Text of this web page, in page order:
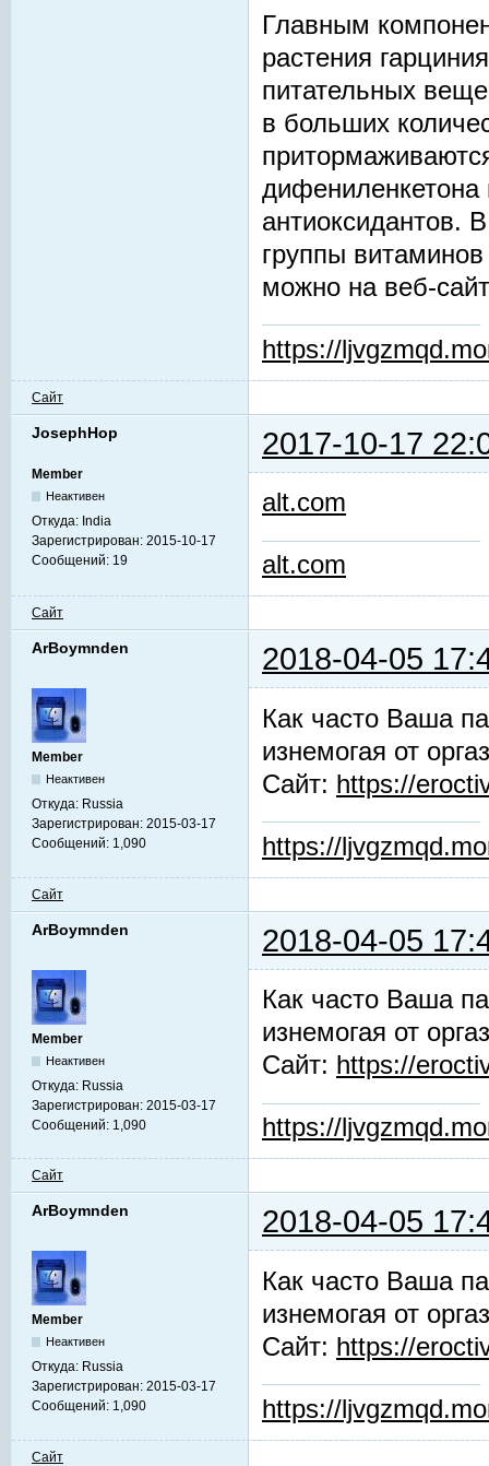
Главным
растения
питательных
в больших
дифениленкетона
антиоксидантов.
группы
можно на веб-
https://
Сайт
JosephHop 2017-10-17
Member
Неактивен
Откуда: India
Зарегистрирован: 2015-10-17
Сообщений: 19
alt.com
alt.com
Сайт
ArBoymnden 2018-04-05
Member
Неактивен
Откуда: Russia
Зарегистрирован: 2015-03-17
Сообщений: 1,090
Как часто Ваша
изнемогая от
Сайт: https://
https://
Сайт
ArBoymnden 2018-04-05
Member
Неактивен
Откуда: Russia
Зарегистрирован: 2015-03-17
Сообщений: 1,090
Как часто Ваша
изнемогая от
Сайт: https://
https://
Сайт
ArBoymnden 2018-04-05
Member
Неактивен
Откуда: Russia
Зарегистрирован: 2015-03-17
Сообщений: 1,090
Как часто Ваша
изнемогая от
Сайт: https://
https://
Сайт